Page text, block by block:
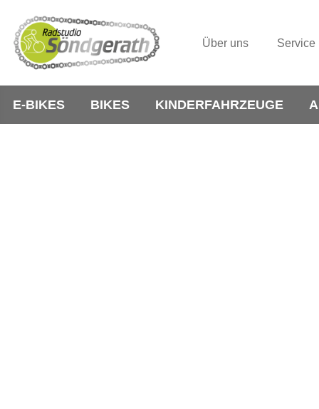
Über uns Service
E-BIKES BIKES KINDERFAHRZEUGE